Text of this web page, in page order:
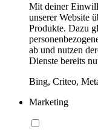
Mit deiner
unserer Website
Produkte. Dazu
ab und nutzen
Dienste bereits
Bing, Criteo,
Marketing